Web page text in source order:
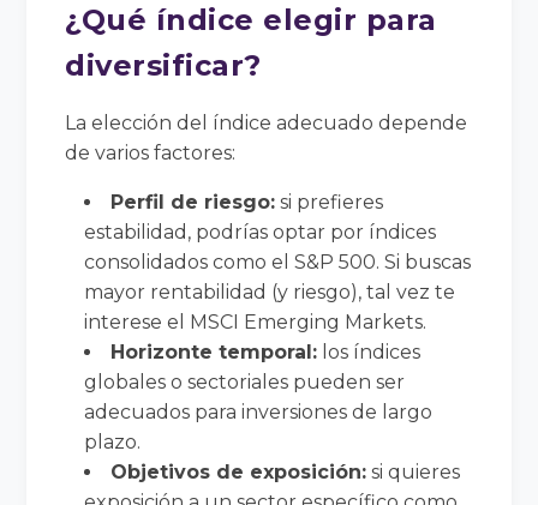
¿Qué índice elegir para
diversificar?
La elección del índice adecuado depende
de varios factores:
Perfil de riesgo: si prefieres
estabilidad, podrías optar por índices
consolidados como el S&P 500. Si buscas
mayor rentabilidad (y riesgo), tal vez te
interese el MSCI Emerging Markets.
Horizonte temporal: los índices
globales o sectoriales pueden ser
adecuados para inversiones de largo
plazo.
Objetivos de exposición: si quieres